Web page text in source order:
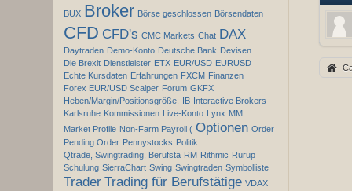
BUX Broker Börse geschlossen Börsendaten
CFD CFD's CMC Markets Chat DAX
Daytraden Demo-Konto Deutsche Bank Devisen
Die Brexit Dienstleister ETX EUR/USD EURUSD
Echte Kursdaten Erfahrungen FXCM Finanzen
Forex EUR/USD Scalper Forum GKFX
Heben/Margin/Positionsgröße.
IB Interactive Brokers
Karlsruhe Kommissionen Live-Konto Lynx MM
Market Profile Non-Farm Payroll ( Optionen Order
Pending Order Pennystocks Politik
Qtrade, Swingtrading, Berufstä RM Rithmic Rürup
Schulung SierraChart Swing Swingtraden Symbolliste
Trader Trading für Berufstätige VDAX